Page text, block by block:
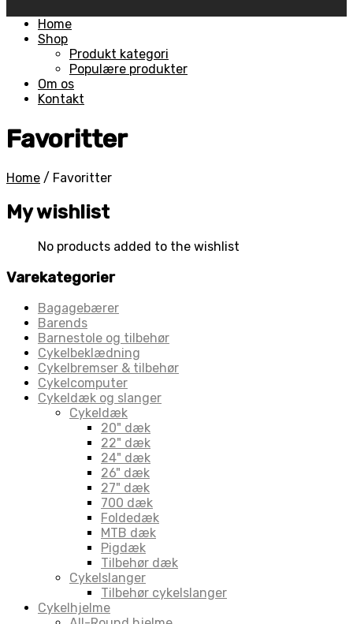
Skip
Home
Shop
Produkt kategori
Populære produkter
Om os
Kontakt
Favoritter
Home / Favoritter
My wishlist
No products added to the wishlist
Varekategorier
Bagagebærer
Barends
Barnestole og tilbehør
Cykelbeklædning
Cykelbremser & tilbehør
Cykelcomputer
Cykeldæk og slanger
Cykeldæk
20" dæk
22" dæk
24" dæk
26" dæk
27" dæk
700 dæk
Foldedæk
MTB dæk
Pigdæk
Tilbehør dæk
Cykelslanger
Tilbehør cykelslanger
Cykelhjelme